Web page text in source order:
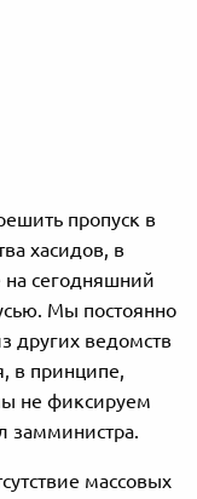
пропуск в
хасидов, в
на сегодняшний
Мы постоянно
других ведомств
в принципе,
не фиксируем
замминистра.
массовых